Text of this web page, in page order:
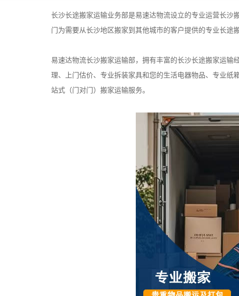
长沙长途搬家运输业务部是易速达物流设立的专业运营长沙
门为需要从长沙地区搬家到其他城市的客户提供的专业长途
易速达物流长沙搬家运输部，拥有丰富的长沙长途搬家运
理、上门估价、专业拆装家具和您的生活电器物品、专业
站式（门对门）搬家运输服务。